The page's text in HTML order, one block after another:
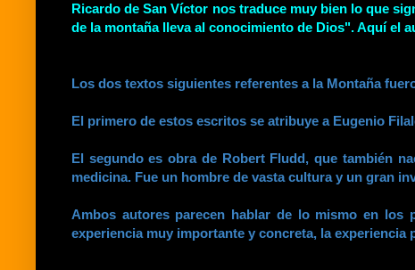
Ricardo de San Víctor nos traduce muy bien lo que
de la montaña lleva al conocimiento de Dios". Aquí el
Los dos textos siguientes referentes a la Montaña
El primero de estos escritos se atribuye a Eugenio
El segundo es obra de Robert Fludd, que también
medicina. Fue un hombre de vasta cultura y un gran
Ambos autores parecen hablar de lo mismo en los
experiencia muy importante y concreta, la